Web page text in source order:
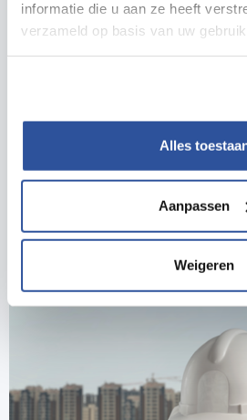
informatie die u aan ze heeft
verzameld op basis van uw
Alles
Aanpassen
Weigeren
Lees meer